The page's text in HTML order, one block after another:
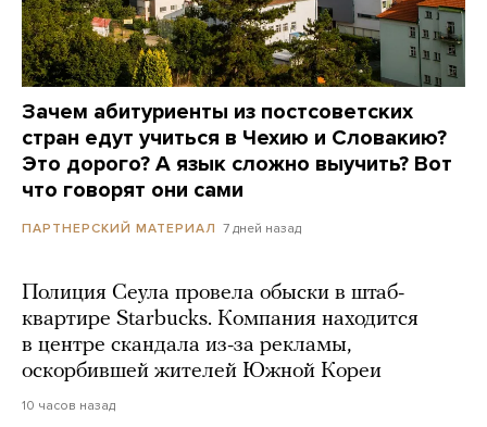
Зачем абитуриенты из постсоветских
стран едут учиться в Чехию и Словакию?
Это дорого? А язык сложно выучить? Вот
что говорят они сами
ПАРТНЕРСКИЙ МАТЕРИАЛ 7 дней назад
Полиция Сеула провела обыски в штаб-
квартире Starbucks. Компания находится
в центре скандала из-за рекламы,
оскорбившей жителей Южной Кореи
10 часов назад